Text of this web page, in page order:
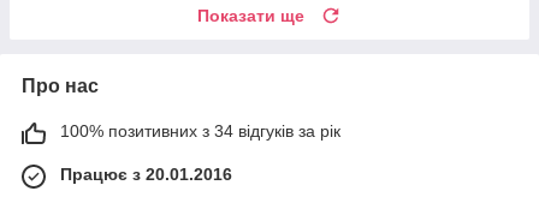
Показати ще
Про нас
100% позитивних з 34 відгуків за рік
Працює з 20.01.2016